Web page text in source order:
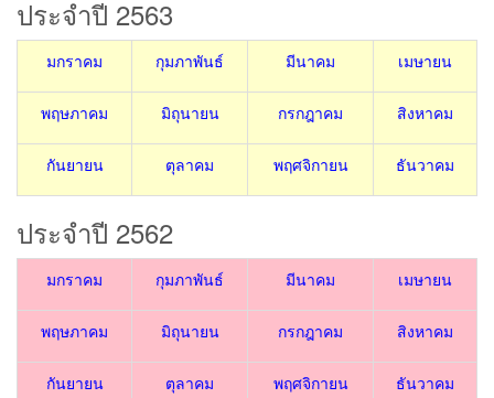
ประจำปี 2563
มกราคม กุมภาพันธ์ มีนาคม เมษายน
พฤษภาคม มิถุนายน กรกฎาคม สิงหาคม
กันยายน ตุลาคม พฤศจิกายน ธันวาคม
ประจำปี 2562
มกราคม กุมภาพันธ์ มีนาคม เมษายน
พฤษภาคม มิถุนายน กรกฎาคม สิงหาคม
กันยายน ตุลาคม พฤศจิกายน ธันวาคม